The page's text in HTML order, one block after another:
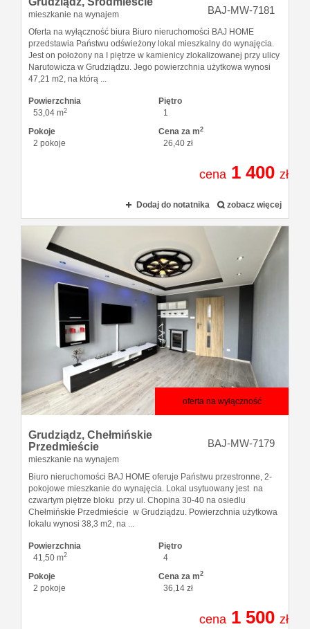
O firmie
Kontakt
mieszkanie na wynajem BAJ-MW-7181
Oferta na wyłączność biura Biuro nieruchomości BAJ HOME
przedstawia Państwu odświeżony lokal mieszkalny do wynajęcia.
Jest on położony na I piętrze w kamienicy zlokalizowanej przy ulicy
Narutowicza w Grudziądzu. Jego powierzchnia użytkowa wynosi
47,21 m2, na którą ...
Powierzchnia
53,04 m2
Piętro
1
Pokoje
2 pokoje
Cena za m2
26,40 zł
cena 1 400 zł
Dodaj do notatnika zobacz więcej
oferta na wyłączność
Grudziądz, Chełmińskie
Przedmieście
mieszkanie na wynajem
BAJ-MW-7179
Biuro nieruchomości BAJ HOME oferuje Państwu przestronne, 2-
pokojowe mieszkanie do wynajęcia. Lokal usytuowany jest na
czwartym piętrze bloku przy ul. Chopina 30-40 na osiedlu
Chełmińskie Przedmieście w Grudziądzu. Powierzchnia użytkowa
lokalu wynosi 38,3 m2, na ...
Powierzchnia
41,50 m2
Piętro
4
Pokoje
2 pokoje
Cena za m2
36,14 zł
cena 1 500 zł